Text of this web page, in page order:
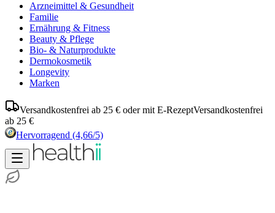
Arzneimittel & Gesundheit
Familie
Ernährung & Fitness
Beauty & Pflege
Bio- & Naturprodukte
Dermokosmetik
Longevity
Marken
Versandkostenfrei ab 25 € oder mit E-RezeptVersandkostenfrei
ab 25 €
Hervorragend (4,66/5)